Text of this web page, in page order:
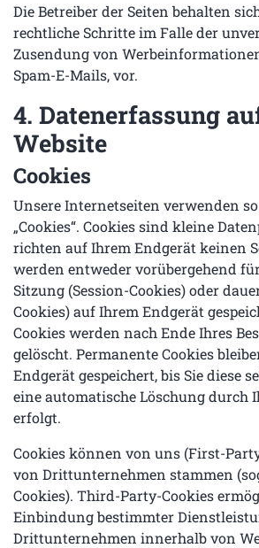
Die Betreiber der Seiten behalten
rechtliche Schritte im Falle der
Zusendung von
Spam-E-Mails, vor.
4. Datenerfassung
Website
Cookies
Unsere Internetseiten verwenden
„Cookies“. Cookies sind kleine
richten auf Ihrem Endgerät keinen
werden entweder vorübergehend
Sitzung (Session-Cookies) oder
Cookies) auf Ihrem Endgerät
Cookies werden nach Ende Ihres
gelöscht. Permanente Cookies
Endgerät gespeichert, bis Sie diese
eine automatische Löschung durch
erfolgt.
Cookies können von uns (First-
von Drittunternehmen stammen
Cookies). Third-Party-Cookies
Einbindung bestimmter
Drittunternehmen innerhalb von